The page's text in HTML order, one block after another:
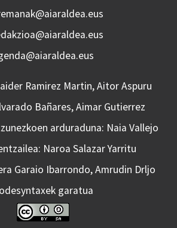
Ramirez Martin, Aitor Aspuru
Bañares, Aimar Gutierrez
arduraduna: Naia Vallejo
Naroa Salazar Yarritu
Garaio Ibarrondo, Amrudin Drljo
garatua